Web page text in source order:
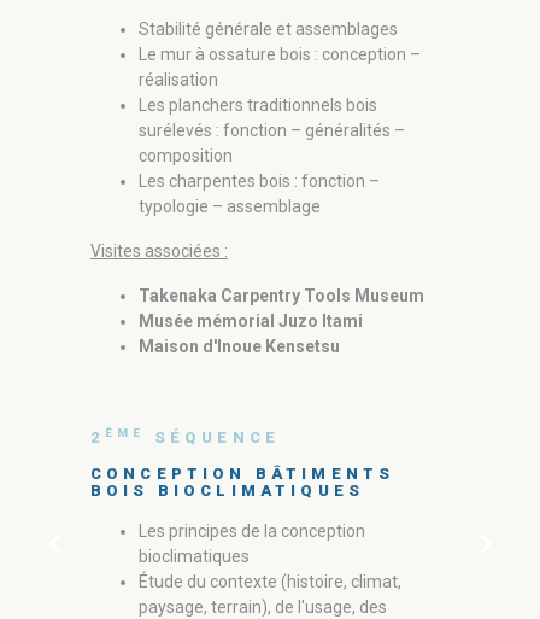
Stabilité générale et assemblages
Le mur à ossature bois : conception –
réalisation
Les planchers traditionnels bois
surélevés : fonction – généralités –
composition
Les charpentes bois : fonction –
typologie – assemblage
Visites associées :
Takenaka Carpentry Tools Museum
Musée mémorial Juzo Itami
Maison d'Inoue Kensetsu
2 ÈME
SÉQUENCE
CONCEPTION BÂTIMENTS
BOIS BIOCLIMATIQUES
Les principes de la conception
bioclimatiques
Étude du contexte (histoire, climat,
paysage, terrain), de l'usage, des